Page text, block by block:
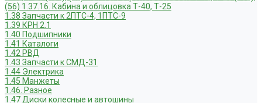
(56) 1.37.16. Кабина и облицовка Т-40, Т-25
1.38 Запчасти к 2ПТС-4, 1ПТС-9
1.39 КРН 2.1
1.40 Подшипники
1.41 Каталоги
1.42 РВД
1.43 Запчасти к СМД-31
1.44 Электрика
1.45 Манжеты
1.46. Разное
1.47 Диски колесные и автошины